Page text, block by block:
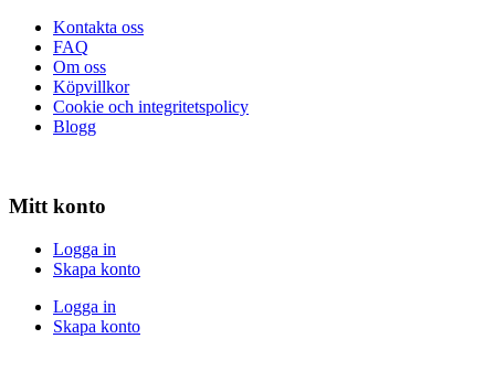
Kontakta oss
FAQ
Om oss
Köpvillkor
Cookie och integritetspolicy
Blogg
Mitt konto
Logga in
Skapa konto
Logga in
Skapa konto